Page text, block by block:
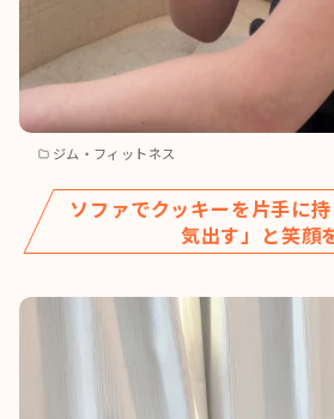
ジム・フィットネス
ソファでクッキーを片手に
気出す」と笑顔